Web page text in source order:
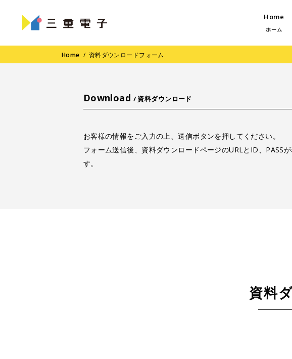
Home
ホーム
Home / 資料ダウンロードフォーム
Download / 資料ダウンロード
お客様の情報をご入力の上、送信ボタンを押してください。
フォーム送信後、資料ダウンロードページのURLとID、PASS
す。
資料